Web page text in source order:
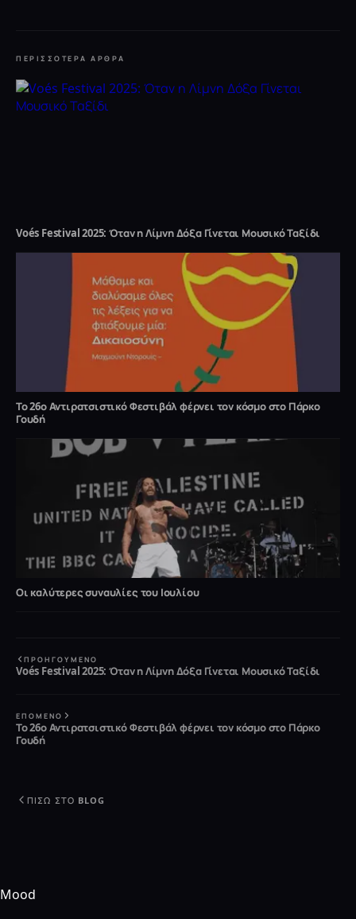
ΠΕΡΙΣΣΌΤΕΡΑ ΆΡΘΡΑ
Voés Festival 2025: Όταν η Λίμνη Δόξα Γίνεται Μουσικό Ταξίδι
Το 26ο Αντιρατσιστικό Φεστιβάλ φέρνει τον κόσμο στο Πάρκο
Γουδή
Οι καλύτερες συναυλίες του Ιουλίου
ΠΡΟΗΓΟΎΜΕΝΟ
Voés Festival 2025: Όταν η Λίμνη Δόξα Γίνεται Μουσικό Ταξίδι
ΕΠΌΜΕΝΟ
Το 26ο Αντιρατσιστικό Φεστιβάλ φέρνει τον κόσμο στο Πάρκο
Γουδή
ΠΊΣΩ ΣΤΟ BLOG
Mood